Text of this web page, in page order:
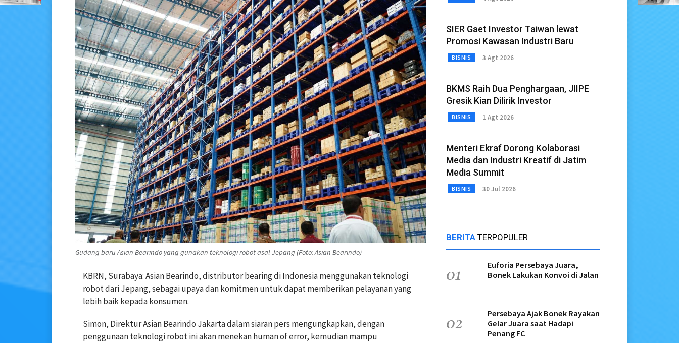
Gudang baru Asian Bearindo yang gunakan teknologi robot asal Jepang (Foto: Asian Bearindo)
KBRN, Surabaya: Asian Bearindo, distributor bearing di Indonesia menggunakan teknologi
robot dari Jepang, sebagai upaya dan komitmen untuk dapat memberikan pelayanan yang
lebih baik kepada konsumen.
Simon, Direktur Asian Bearindo Jakarta dalam siaran pers mengungkapkan, dengan
penggunaan teknologi robot ini akan menekan human of error, kemudian mampu
SIER Gaet Investor Taiwan lewat
Promosi Kawasan Industri Baru
BISNIS 3 Agt 2026
BKMS Raih Dua Penghargaan, JIIPE
Gresik Kian Dilirik Investor
BISNIS 1 Agt 2026
Menteri Ekraf Dorong Kolaborasi
Media dan Industri Kreatif di Jatim
Media Summit
BISNIS 30 Jul 2026
BERITA TERPOPULER
01
Euforia Persebaya Juara,
Bonek Lakukan Konvoi di Jalan
02
Persebaya Ajak Bonek Rayakan
Gelar Juara saat Hadapi
Penang FC